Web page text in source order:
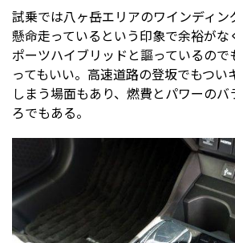
試乗では八ヶ岳エリアのワインディ
懸命走っているという印象で余裕がな
ポーツハイブリッドと謳っているの
ってもいい。高速道路の登坂でもつい
しまう場面もあり、燃費とパワーの
ろでもある。